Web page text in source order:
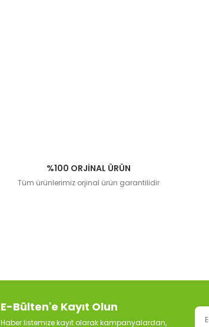
%100 ORJİNAL ÜRÜN
Tüm ürünlerimiz orjinal ürün garantilidir
E-Bülten'e Kayıt Olun
Haber listemize kayıt olarak kampanyalardan,